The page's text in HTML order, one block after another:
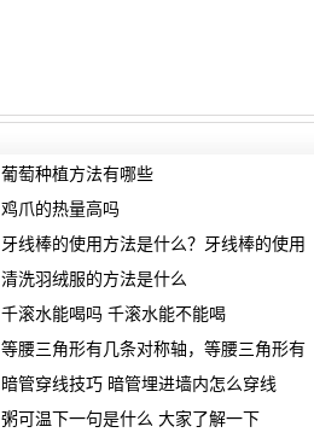
葡萄种植方法有哪些
鸡爪的热量高吗
牙线棒的使用方法是什么？牙线棒的使用
清洗羽绒服的方法是什么
千滚水能喝吗 千滚水能不能喝
等腰三角形有几条对称轴，等腰三角形有
暗管穿线技巧 暗管埋进墙内怎么穿线
粥可温下一句是什么 大家了解一下